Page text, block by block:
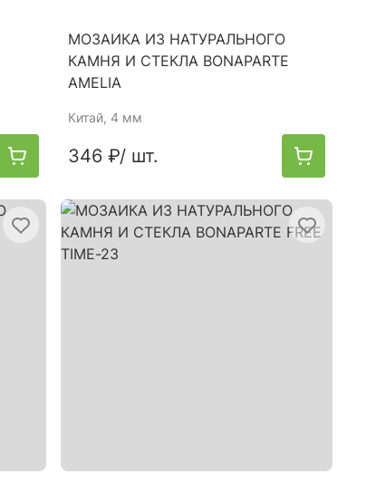
МОЗАИКА ИЗ НАТУРАЛЬНОГО
КАМНЯ И СТЕКЛА BONAPARTE
AMELIA
Китай, 4 мм
346 ₽/ шт.